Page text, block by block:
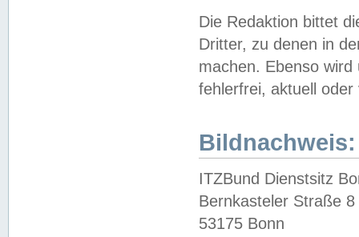
Die Redaktion bittet
Dritter, zu denen in
machen. Ebenso
fehlerfrei, aktuell oder
Bildnachweis:
ITZBund Dienstsitz
Bernkasteler Straße 8
53175 Bonn